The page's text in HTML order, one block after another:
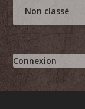
Non classé
Connexion